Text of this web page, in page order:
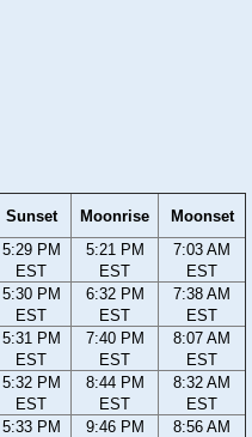
Sunset Moonrise
Moonset
5:29 PM
EST
5:21 PM
EST
7:03 AM
EST
5:30 PM
EST
6:32 PM
EST
7:38 AM
EST
5:31 PM
EST
7:40 PM
EST
8:07 AM
EST
5:32 PM
EST
8:44 PM
EST
8:32 AM
EST
5:33 PM
9:46 PM
8:56 AM